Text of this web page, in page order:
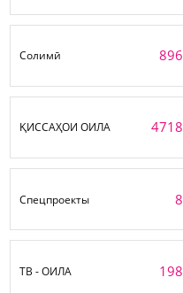
Солимӣ 896
ҚИССАҲОИ ОИЛА 4718
Спецпроекты 8
ТВ - ОИЛА 198